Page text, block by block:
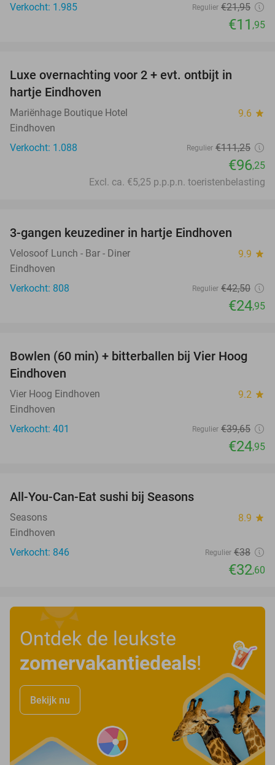
Verkocht: 1.985
Regulier €21,95
€11 ,95
Luxe overnachting voor 2 + evt. ontbijt in
hartje Eindhoven
Mariënhage Boutique Hotel 9.6 star
Eindhoven
Verkocht: 1.088
Regulier €111,25
€96,25
Excl. ca. €5,25 p.p.p.n. toeristenbelasting
3-gangen keuzediner in hartje Eindhoven
Velosoof Lunch - Bar - Diner 9.9 star
Eindhoven
Verkocht: 808
Regulier €42,50
€24,95
37%
Bowlen (60 min) + bitterballen bij Vier Hoog
Eindhoven
Vier Hoog Eindhoven 9.2 star
Eindhoven
Verkocht: 401
Regulier €39,65
€24,95
All-You-Can-Eat sushi bij Seasons
Seasons 8.9 star
Eindhoven
Verkocht: 846
Regulier €38
€32,60
Ontdek de leukste
zomervakantiedeals!
Bekijk nu